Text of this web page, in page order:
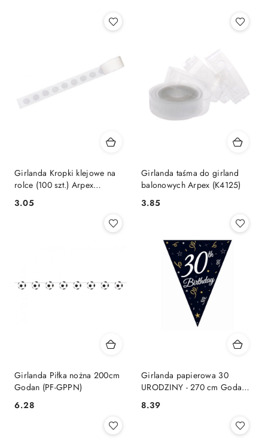
Girlanda Kropki klejowe na
rolce (100 szt.) Arpex
(KB2694)
Cena:
3.05
Girlanda taśma do girland
balonowych Arpex (K4125)
Cena:
3.85
Girlanda Piłka nożna 200cm
Godan (PF-GPPN)
Cena:
6.28
Girlanda papierowa 30
URODZINY - 270 cm Godan
Cena:
8.39